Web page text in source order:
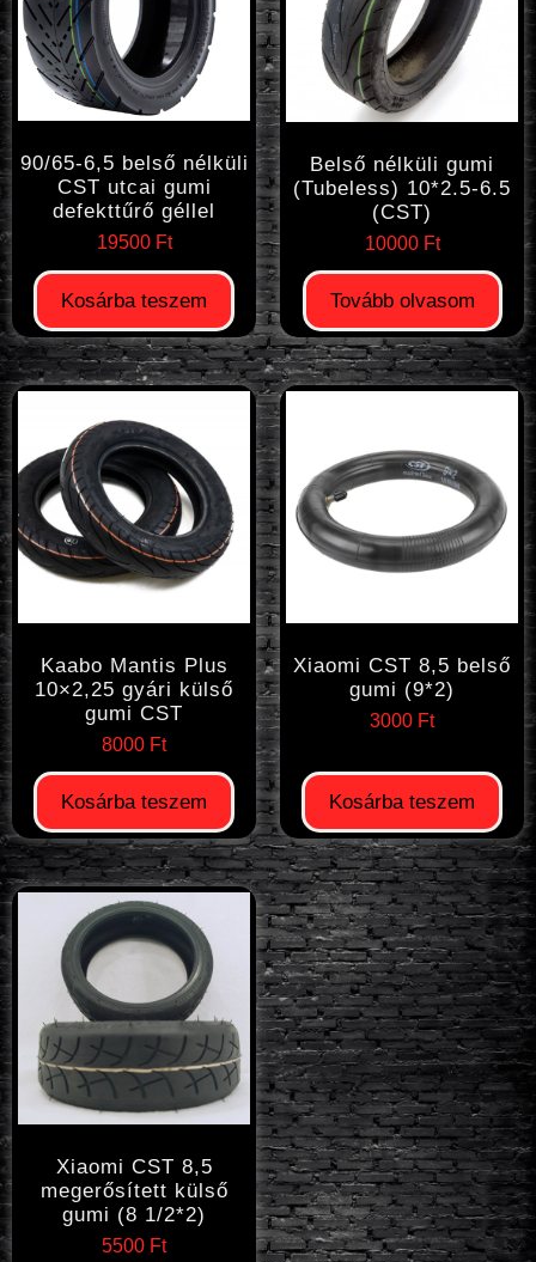
90/65-6,5 belső nélküli
CST utcai gumi
defekttűrő géllel
19500 Ft
Kosárba teszem
Belső nélküli gumi
(Tubeless) 10*2.5-6.5
(CST)
10000 Ft
Tovább olvasom
Kaabo Mantis Plus
10×2,25 gyári külső
gumi CST
8000 Ft
Kosárba teszem
Xiaomi CST 8,5 belső
gumi (9*2)
3000 Ft
Kosárba teszem
Xiaomi CST 8,5
megerősített külső
gumi (8 1/2*2)
5500 Ft